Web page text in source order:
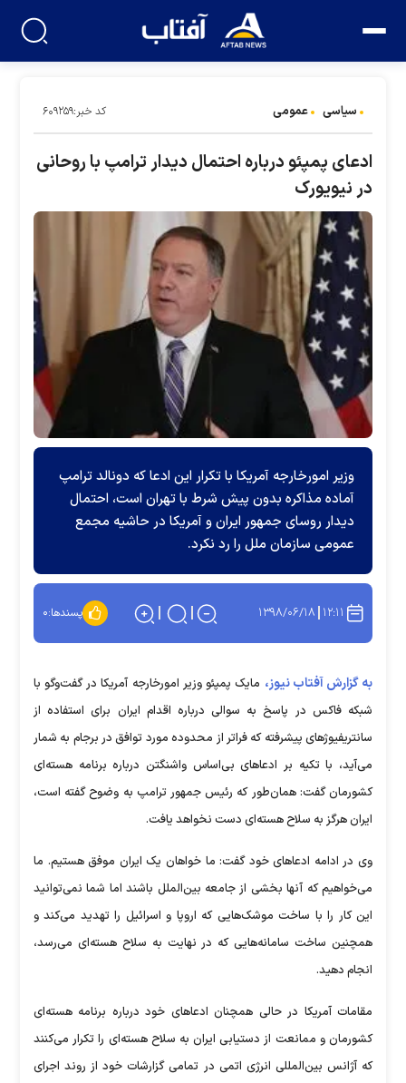
سیاسی عمومی کد خبر:۶۰۹۲۵۹
ادعای پمپئو درباره احتمال دیدار ترامپ با روحانی
در نیویورک
وزیر امورخارجه آمریکا با تکرار این ادعا که دونالد ترامپ
آماده مذاکره بدون پیش شرط با تهران است، احتمال
دیدار روسای جمهور ایران و آمریکا در حاشیه مجمع
عمومی سازمان ملل را رد نکرد.
۱۲:۱۱ ۱۳۹۸/۰۶/۱۸ پسندها:۰
به گزارش آفتاب نیوز، مایک پمپئو وزیر امورخارجه آمریکا در گفت‌وگو با
شبکه فاکس در پاسخ به سوالی درباره اقدام ایران برای استفاده از
سانتریفیوژهای پیشرفته که فراتر از محدوده مورد توافق در برجام به شمار
می‌آید، با تکیه بر ادعاهای بی‌اساس واشنگتن درباره برنامه هسته‌ای
کشورمان گفت: همان‌طور که رئیس جمهور ترامپ به وضوح گفته است،
ایران هرگز به سلاح هسته‌ای دست نخواهد یافت.
وی در ادامه ادعاهای خود گفت: ما خواهان یک ایران موفق هستیم. ما
می‌خواهیم که آنها بخشی از جامعه بین‌الملل باشند اما شما نمی‌توانید
این کار را با ساخت موشک‌هایی که اروپا و اسرائیل را تهدید می‌کند و
همچنین ساخت سامانه‌هایی که در نهایت به سلاح هسته‌ای می‌رسد،
انجام دهید.
مقامات آمریکا در حالی همچنان ادعاهای خود درباره برنامه هسته‌ای
کشورمان و ممانعت از دستیابی ایران به سلاح هسته‌ای را تکرار می‌کنند
که آژانس بین‌المللی انرژی اتمی در تمامی گزارشات خود از روند اجرای